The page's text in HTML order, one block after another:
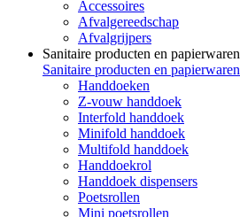
Accessoires
Afvalgereedschap
Afvalgrijpers
Sanitaire producten en papierwaren
Sanitaire producten en papierwaren
Handdoeken
Z-vouw handdoek
Interfold handdoek
Minifold handdoek
Multifold handdoek
Handdoekrol
Handdoek dispensers
Poetsrollen
Mini poetsrollen